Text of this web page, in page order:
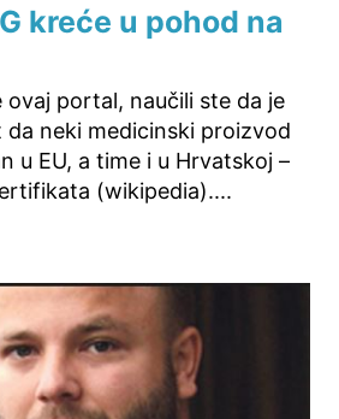
kreće u pohod na
portal, naučili ste da je
da neki medicinski proizvod
u EU, a time i u Hrvatskoj –
(wikipedia)....